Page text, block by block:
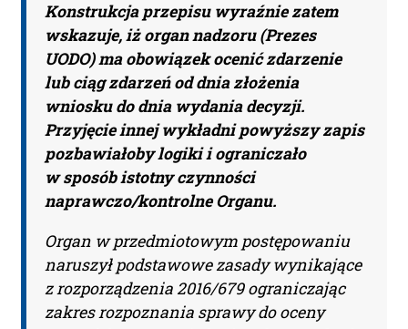
Konstrukcja przepisu wyraźnie zatem
wskazuje, iż organ nadzoru (Prezes
UODO) ma obowiązek ocenić zdarzenie
lub ciąg zdarzeń od dnia złożenia
wniosku do dnia wydania decyzji.
Przyjęcie innej wykładni powyższy zapis
pozbawiałoby logiki i ograniczało
w sposób istotny czynności
naprawczo/kontrolne Organu.
Organ w przedmiotowym postępowaniu
naruszył podstawowe zasady wynikające
z rozporządzenia 2016/679 ograniczając
zakres rozpoznania sprawy do oceny